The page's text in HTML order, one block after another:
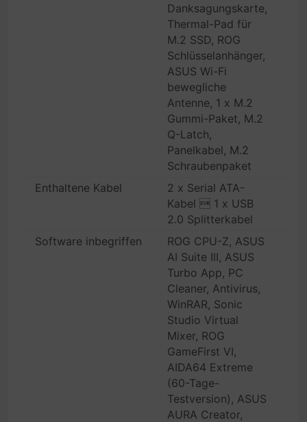
Danksagungskarte,
Thermal-Pad für
M.2 SSD, ROG
Schlüsselanhänger,
ASUS Wi-Fi
bewegliche
Antenne, 1 x M.2
Gummi-Paket, M.2
Q-Latch,
Panelkabel, M.2
Schraubenpaket
Enthaltene Kabel
2 x Serial ATA-
Kabel  1 x USB
2.0 Splitterkabel
Software inbegriffen
ROG CPU-Z, ASUS
AI Suite III, ASUS
Turbo App, PC
Cleaner, Antivirus,
WinRAR, Sonic
Studio Virtual
Mixer, ROG
GameFirst VI,
AIDA64 Extreme
(60-Tage-
Testversion), ASUS
AURA Creator,